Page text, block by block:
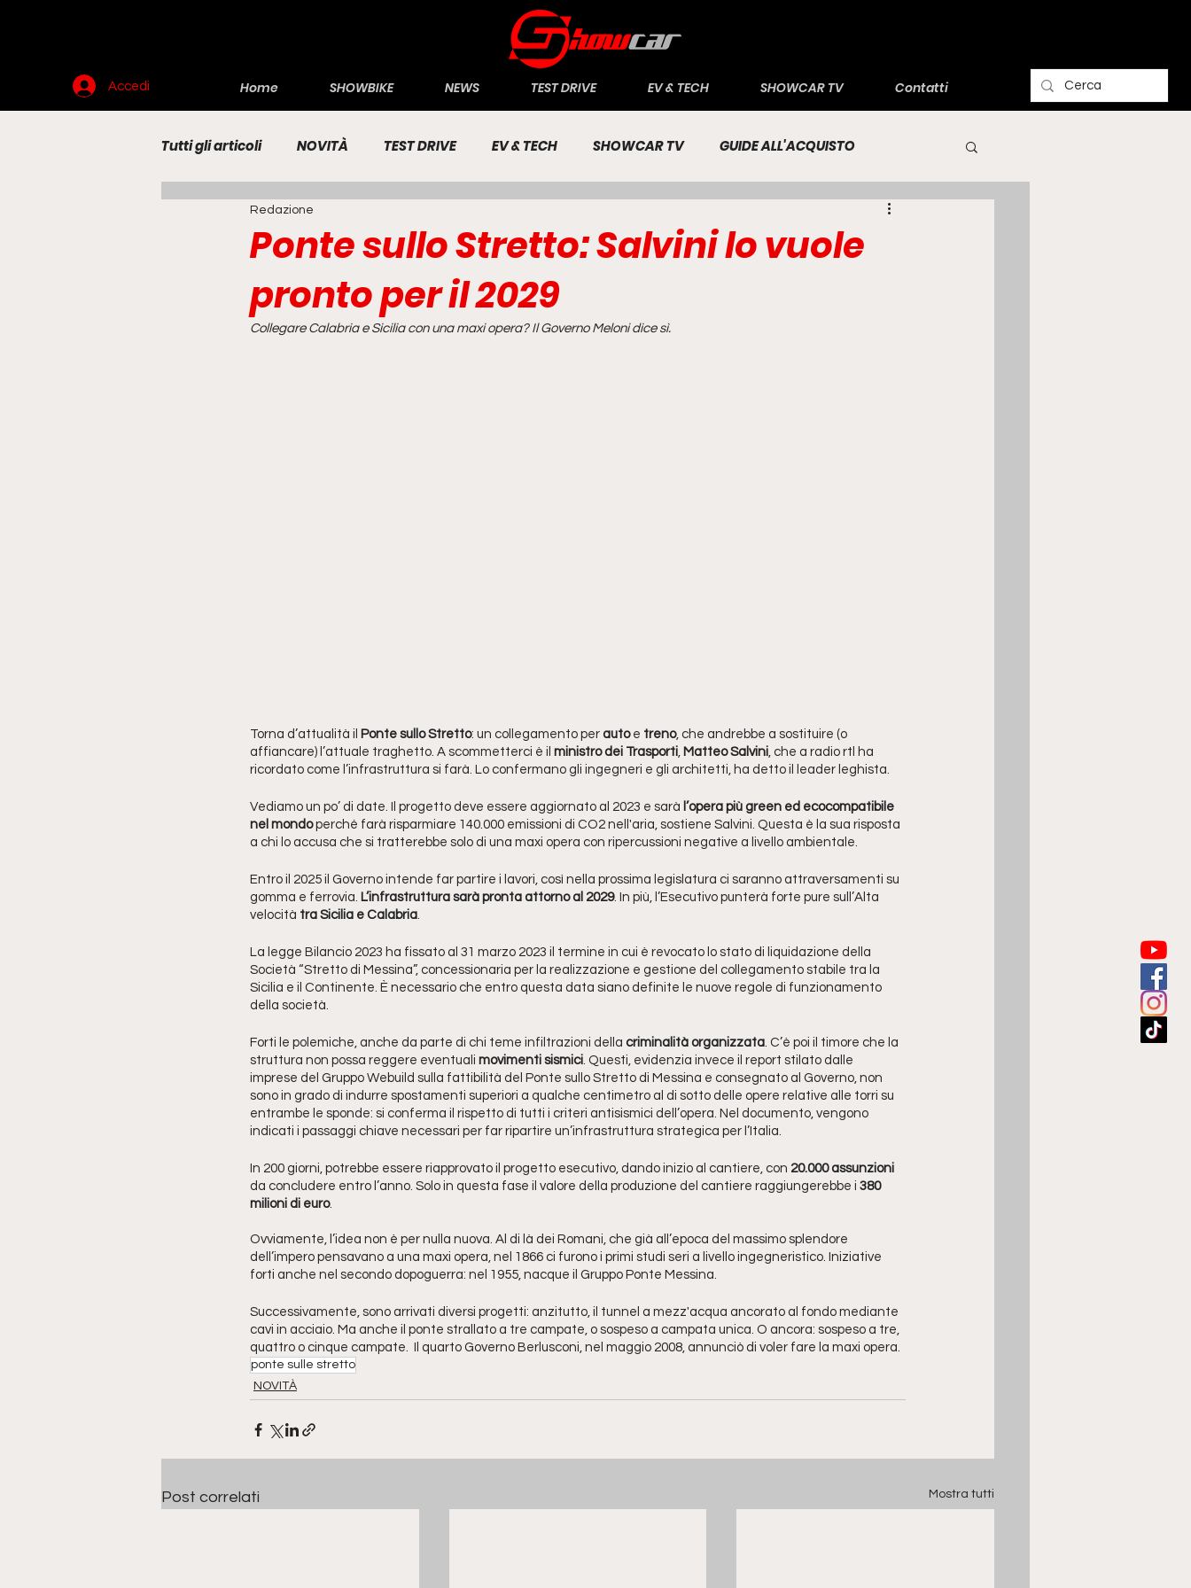
Accedi Home SHOWBIKE NEWS TEST DRIVE EV & TECH SHOWCAR TV Contatti
Tutti gli articoli NOVITÀ TEST DRIVE EV & TECH SHOWCAR TV GUIDE ALL'ACQUISTO
RENDERING MOTO
Ponte sullo Stretto: Salvini lo vuole
pronto per il 2029
Redazione
Collegare Calabria e Sicilia con una maxi opera? Il Governo Meloni dice sì.
Torna d’attualità il Ponte sullo Stretto: un collegamento per auto e treno, che andrebbe a sostituire (o
affiancare) l’attuale traghetto. A scommetterci è il ministro dei Trasporti, Matteo Salvini, che a radio rtl ha
ricordato come l’infrastruttura si farà. Lo confermano gli ingegneri e gli architetti, ha detto il leader leghista.
Vediamo un po’ di date. Il progetto deve essere aggiornato al 2023 e sarà l’opera più green ed ecocompatibile
nel mondo perché farà risparmiare 140.000 emissioni di CO2 nell'aria, sostiene Salvini. Questa è la sua risposta
a chi lo accusa che si tratterebbe solo di una maxi opera con ripercussioni negative a livello ambientale.
Entro il 2025 il Governo intende far partire i lavori, così nella prossima legislatura ci saranno attraversamenti su
gomma e ferrovia. L’infrastruttura sarà pronta attorno al 2029. In più, l’Esecutivo punterà forte pure sull’Alta
velocità tra Sicilia e Calabria.
La legge Bilancio 2023 ha fissato al 31 marzo 2023 il termine in cui è revocato lo stato di liquidazione della
Società “Stretto di Messina”, concessionaria per la realizzazione e gestione del collegamento stabile tra la
Sicilia e il Continente. È necessario che entro questa data siano definite le nuove regole di funzionamento
della società.
Forti le polemiche, anche da parte di chi teme infiltrazioni della criminalità organizzata. C’è poi il timore che la
struttura non possa reggere eventuali movimenti sismici. Questi, evidenzia invece il report stilato dalle
imprese del Gruppo Webuild sulla fattibilità del Ponte sullo Stretto di Messina e consegnato al Governo, non
sono in grado di indurre spostamenti superiori a qualche centimetro al di sotto delle opere relative alle torri su
entrambe le sponde: si conferma il rispetto di tutti i criteri antisismici dell’opera. Nel documento, vengono
indicati i passaggi chiave necessari per far ripartire un’infrastruttura strategica per l’Italia.
In 200 giorni, potrebbe essere riapprovato il progetto esecutivo, dando inizio al cantiere, con 20.000 assunzioni
da concludere entro l’anno. Solo in questa fase il valore della produzione del cantiere raggiungerebbe i 380
milioni di euro.
Ovviamente, l’idea non è per nulla nuova. Al di là dei Romani, che già all’epoca del massimo splendore
dell’impero pensavano a una maxi opera, nel 1866 ci furono i primi studi seri a livello ingegneristico. Iniziative
forti anche nel secondo dopoguerra: nel 1955, nacque il Gruppo Ponte Messina.
Successivamente, sono arrivati diversi progetti: anzitutto, il tunnel a mezz'acqua ancorato al fondo mediante
cavi in acciaio. Ma anche il ponte strallato a tre campate, o sospeso a campata unica. O ancora: sospeso a tre,
quattro o cinque campate.  Il quarto Governo Berlusconi, nel maggio 2008, annunciò di voler fare la maxi opera.
ponte sulle stretto
NOVITÀ
Post correlati Mostra tutti